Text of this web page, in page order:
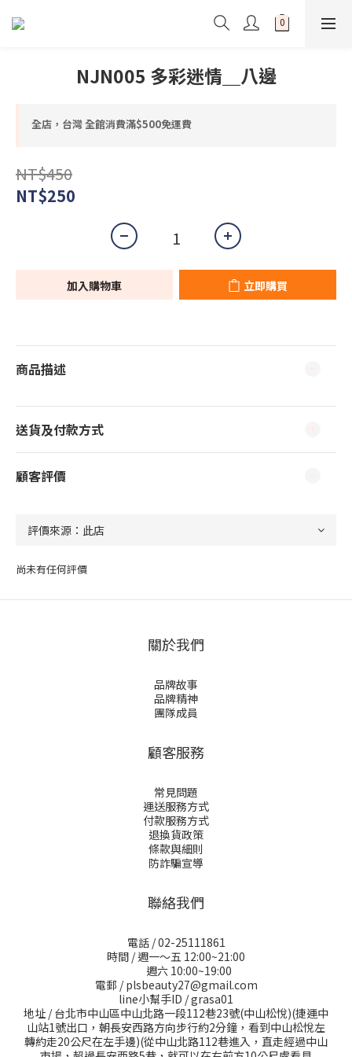
NJN005 多彩迷情＿八邊
全店，台灣 全館消費滿$500免運費
NT$450
NT$250
加入購物車 立即購買
商品描述
送貨及付款方式
顧客評價
尚未有任何評價
關於我們
品牌故事
品牌精神
團隊成員
顧客服務
常見問題
運送服務方式
付款服務方式
退換貨政策
條款與細則
防詐騙宣導
聯絡我們
電話 / 02-25111861
時間 / 週一～五 12:00~21:00
週六 10:00~19:00
電郵 / plsbeauty27@gmail.com
line小幫手ID / grasa01
地址 / 台北市中山區中山北路一段112巷23號(中山松悅)(捷運中
山站1號出口，朝長安西路方向步行約2分鐘，看到中山松悅左
轉約走20公尺在左手邊)(從中山北路112巷進入，直走經過中山